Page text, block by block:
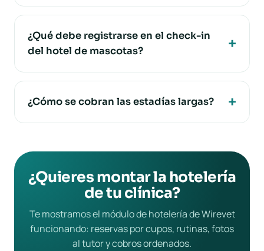
¿Qué debe registrarse en el check-in
del hotel de mascotas?
¿Cómo se cobran las estadías largas?
¿Quieres montar la hotelería
de tu clínica?
Te mostramos el módulo de hotelería de Wirevet
funcionando: reservas por cupos, rutinas, fotos
al tutor y cobros ordenados.